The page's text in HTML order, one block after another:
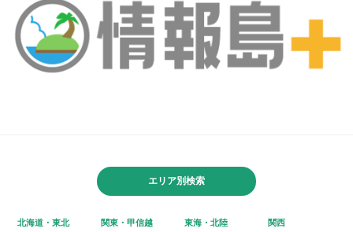
エリア別検索
北海道・東北 関東・甲信越 東海・北陸 関西